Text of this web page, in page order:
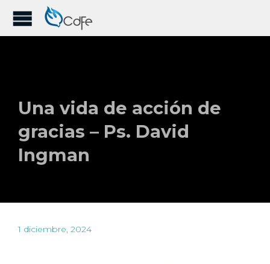
Una vida de acción de
gracias – Ps. David
Ingman
1 diciembre, 2024